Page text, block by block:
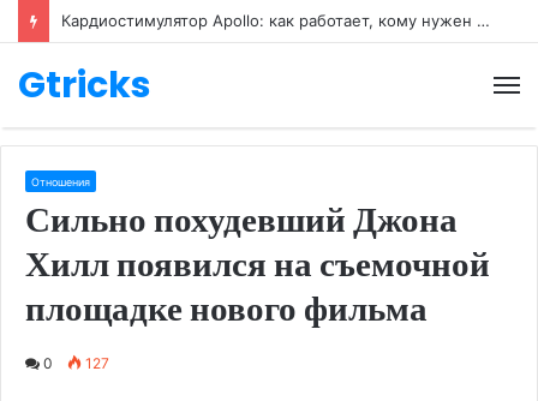
Кардиостимулятор Apollo: как работает, кому нужен и как его настраивают
Gtricks
Отношения
Сильно похудевший Джона
Хилл появился на съемочной
площадке нового фильма
0 127